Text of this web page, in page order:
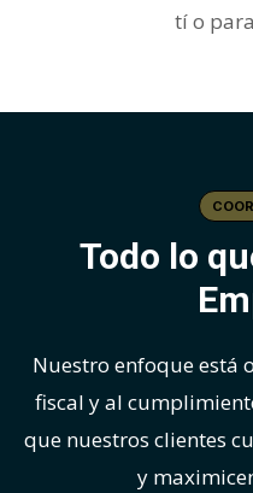
tí o
Todo lo
Nuestro enfoque está
fiscal y al
que nuestros clientes
y